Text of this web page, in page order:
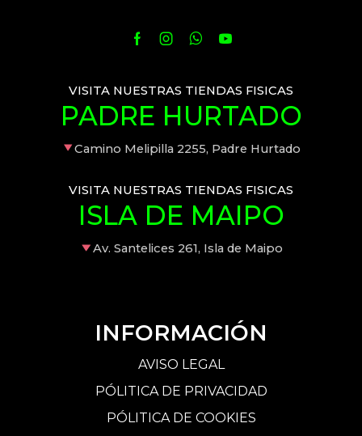
VISITA NUESTRAS TIENDAS FISICAS
PADRE HURTADO
Camino Melipilla 2255, Padre Hurtado
VISITA NUESTRAS TIENDAS FISICAS
ISLA DE MAIPO
Av. Santelices 261, Isla de Maipo
INFORMACIÓN
AVISO LEGAL
PÓLITICA DE PRIVACIDAD
PÓLITICA DE COOKIES